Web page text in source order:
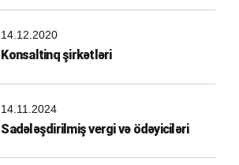
14.12.2020
Konsaltinq şirkətləri
14.11.2024
Sadələşdirilmiş vergi və ödəyiciləri